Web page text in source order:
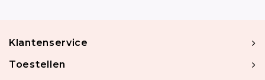
Klantenservice
Toestellen